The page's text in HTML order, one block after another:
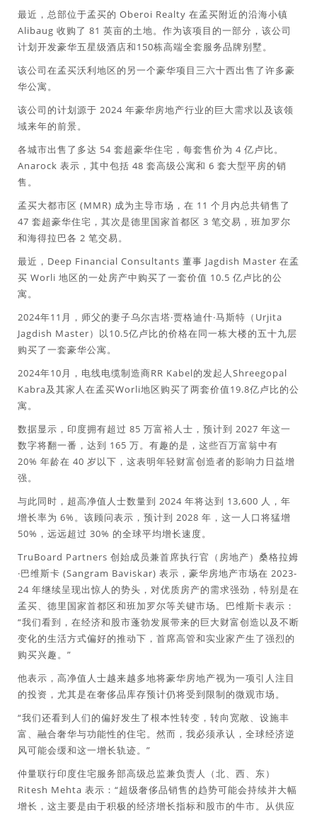
最近，总部位于孟买的 Oberoi Realty 在孟买附近的沿海小镇
Alibaug 收购了 81 英亩的土地。作为该项目的一部分，该公司
计划开发豪华五星级酒店和150栋高端全套服务品牌别墅。
该公司在孟买沃利地区的另一个豪华项目三六十西出售了许多豪
华公寓。
该公司的计划源于 2024 年豪华房地产行业的巨大需求以及该领
域来年的前景。
各城市出售了多达 54 套超豪华住宅，每套售价为 4 亿卢比。
Anarock 表示，其中包括 48 套高级公寓和 6 套大型平房的销
售。
孟买大都市区 (MMR) 成为主导市场，在 11 个月内总共销售了
47 套超豪华住宅，其次是德里国家首都区 3 笔交易，班加罗尔
和海得拉巴各 2 笔交易。
最近，Deep Financial Consultants 董事 Jagdish Master 在孟
买 Worli 地区的一处房产中购买了一套价值 10.5 亿卢比的公
寓。
2024年11月，师父的妻子乌尔吉塔·贾格迪什·马斯特（Urjita
Jagdish Master）以10.5亿卢比的价格在同一栋大楼的五十九层
购买了一套豪华公寓。
2024年10月，电线电缆制造商RR Kabel的发起人Shreegopal
Kabra及其家人在孟买Worli地区购买了两套价值19.8亿卢比的公
寓。
数据显示，印度拥有超过 85 万富裕人士，预计到 2027 年这一
数字将翻一番，达到 165 万。有趣的是，这些百万富翁中有
20% 年龄在 40 岁以下，这表明年轻财富创造者的影响力日益增
强。
与此同时，超高净值人士数量到 2024 年将达到 13,600 人，年
增长率为 6%。该顾问表示，预计到 2028 年，这一人口将猛增
50%，远远超过 30% 的全球平均增长速度。
TruBoard Partners 创始成员兼首席执行官（房地产）桑格拉姆
·巴维斯卡 (Sangram Baviskar) 表示，豪华房地产市场在 2023-
24 年继续呈现出惊人的势头，对优质房产的需求强劲，特别是在
孟买、德里国家首都区和班加罗尔等关键市场。巴维斯卡表示：
“我们看到，在经济和股市蓬勃发展带来的巨大财富创造以及不断
变化的生活方式偏好的推动下，首席高管和实业家产生了强烈的
购买兴趣。”
他表示，高净值人士越来越多地将豪华房地产视为一项引人注目
的投资，尤其是在奢侈品库存预计仍将受到限制的微观市场。
“我们还看到人们的偏好发生了根本性转变，转向宽敞、设施丰
富、融合奢华与功能性的住宅。然而，我必须承认，全球经济逆
风可能会缓和这一增长轨迹。”
仲量联行印度住宅服务部高级总监兼负责人（北、西、东）
Ritesh Mehta 表示：“超级奢侈品销售的趋势可能会持续并大幅
增长，这主要是由于积极的经济增长指标和股市的牛市。从供应